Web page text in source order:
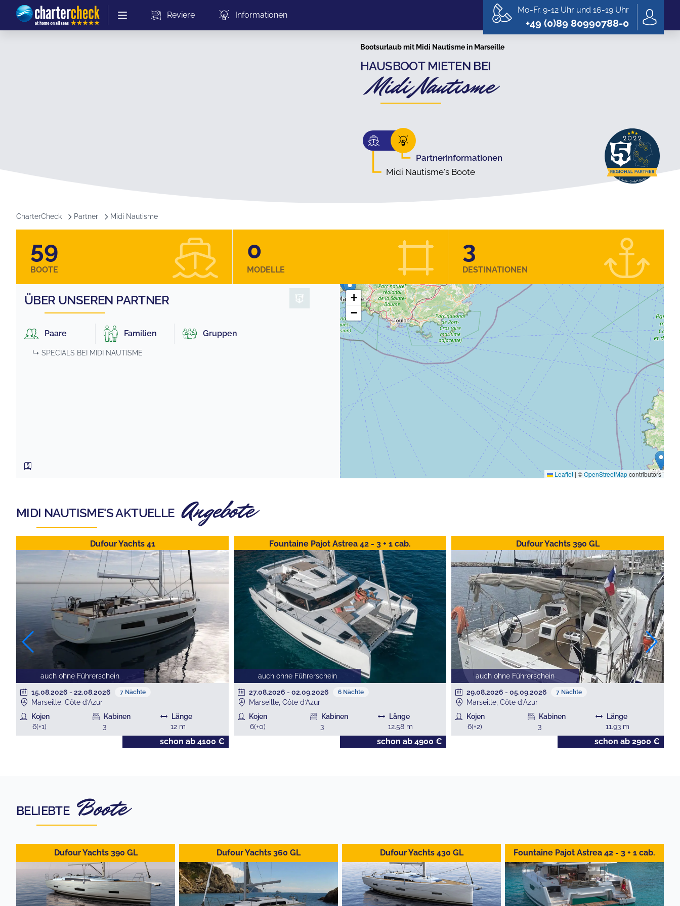
Chartercheck Reviere Informationen Mo-Fr. 9-12 Uhr und 16-19 Uhr
+49 (0)89 80990788-0
Bootsurlaub mit Midi Nautisme in Marseille
HAUSBOOT MIETEN BEI
Midi Nautisme
Partnerinformationen
Midi Nautisme's Boote
CharterCheck Partner Midi Nautisme
59
BOOTE
0
MODELLE
3
DESTINATIONEN
ÜBER UNSEREN PARTNER
Paare Familien Gruppen
↳ SPECIALS BEI MIDI NAUTISME
+
−
Leaflet | ©OpenStreetMapcontributors
MIDI NAUTISME'S AKTUELLE Angebote
Dufour Yachts 41
auch ohne Führerschein
15.08.2026 - 22.08.2026 7 Nächte
Marseille, Côte d’Azur
Kojen
6(+1)
Kabinen
3
Länge
12 m
schon ab 4100 €
Fountaine Pajot Astrea 42 - 3 + 1 cab.
auch ohne Führerschein
27.08.2026 - 02.09.2026 6 Nächte
Marseille, Côte d’Azur
Kojen
6(+0)
Kabinen
3
Länge
12.58 m
schon ab 4900 €
Dufour Yachts 390 GL
auch ohne Führerschein
29.08.2026 - 05.09.2026 7 Nächte
Marseille, Côte d’Azur
Kojen
6(+2)
Kabinen
3
Länge
11.93 m
schon ab 2900 €
BELIEBTE Boote
Dufour Yachts 390 GL Dufour Yachts 360 GL Dufour Yachts 430 GL Fountaine Pajot Astrea 42 - 3 + 1 cab.